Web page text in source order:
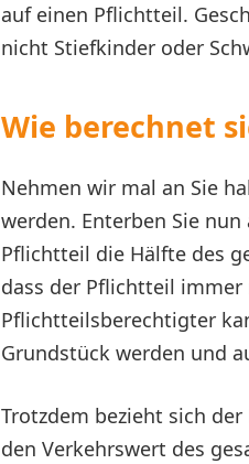
auf einen Pflichtteil.
nicht Stiefkinder oder
Wie berechnet
Nehmen wir mal an Sie
werden. Enterben Sie
Pflichtteil die Hälfte des
dass der Pflichtteil immer
Pflichtteilsberechtigter
Grundstück werden und
Trotzdem bezieht sich
den Verkehrswert des